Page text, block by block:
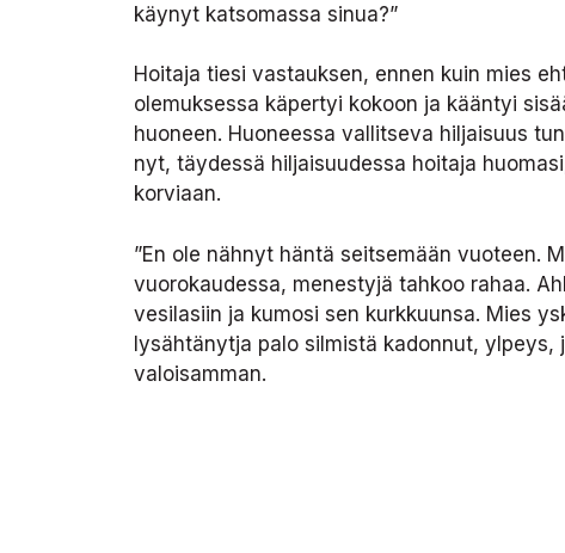
käynyt katsomassa sinua?”
Hoitaja tiesi vastauksen, ennen kuin mies
olemuksessa käpertyi kokoon ja kääntyi
huoneen. Huoneessa vallitseva hiljaisuus
nyt, täydessä hiljaisuudessa hoitaja
korviaan.
”En ole nähnyt häntä seitsemään vuoteen.
vuorokaudessa, menestyjä tahkoo rahaa.
vesilasiin ja kumosi sen kurkkuunsa. Mies
Iysähtänytja palo silmistä kadonnut,
valoisamman.